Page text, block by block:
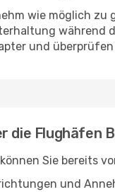
wie möglich
während
und
die Flughäfen
Sie bereits
und